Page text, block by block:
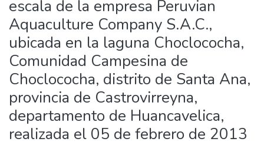
escala de la empresa Peruvian
Aquaculture Company S.A.C.,
ubicada en la laguna Choclococha,
Comunidad Campesina de
Choclococha, distrito de Santa Ana,
provincia de Castrovirreyna,
departamento de Huancavelica,
realizada el 05 de febrero de 2013